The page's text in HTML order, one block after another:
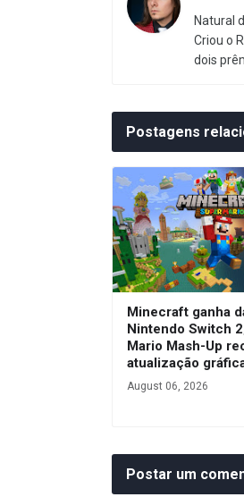
Natural
Criou o
dois
Postagens
Minecraft ganha
Nintendo Switch
Mario Mash-Up
atualização
August 06, 2026
Postar um